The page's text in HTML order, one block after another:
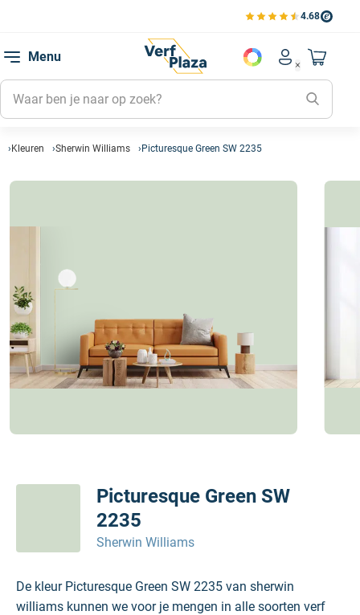
4.68
Bekijk de verfplaza
Menu
Account
Mijn
Mijn
Mijn
Naar
Kleuren Sherwin Williams Picturesque Green SW 2235
Picturesque Green SW
2235
Sherwin Williams
De kleur Picturesque Green SW 2235 van sherwin
williams kunnen we voor je mengen in alle soorten verf